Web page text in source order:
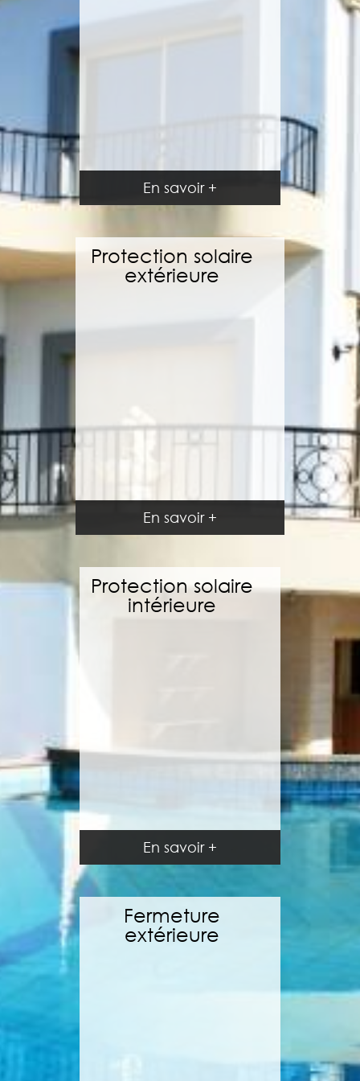
En savoir +
En savoir +
Protection solaire
extérieure
En savoir +
En savoir +
Protection solaire
intérieure
En savoir +
En savoir +
Fermeture
extérieure